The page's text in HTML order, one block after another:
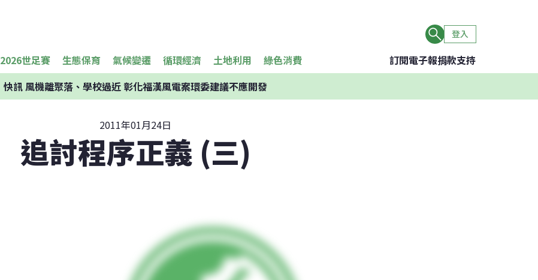
登入
2026世足賽 生態保育 氣候變遷 循環經濟 土地利用 綠色消費 訂閱電子報捐款支持
快訊風機離聚落、學校過近 彰化福漢風電案環委建議不應開發
2011年01月24日
追討程序正義 (三)